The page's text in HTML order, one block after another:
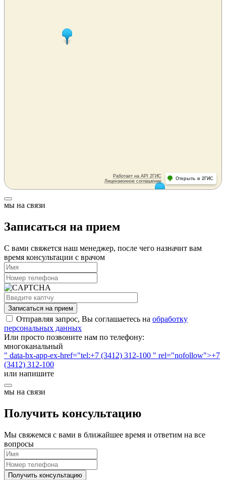
мы на связи
Записаться на прием
С вами свяжется наш менеджер, после чего назначит вам
время консультации с врачом
Записаться на прием
Отправляя запрос, Вы соглашаетесь на обработку
персональных данных
Или просто позвоните нам по телефону:
многоканальный
" data-bx-app-ex-href="tel:+7 (3412) 312-100 " rel="nofollow">+7
(3412) 312-100
или напишите
мы на связи
Получить консультацию
Мы свяжемся с вами в ближайшее время и ответим на все
вопросы
Получить консультацию